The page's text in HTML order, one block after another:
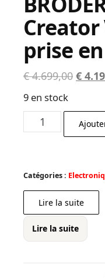
Creator
prise
€4.699,00 Le
initial
était :
€
€
9 en stock
quantité
de
COUDRE
BERNINA
590,
MODULE
Catégories :
Lire la suite
Lire la suite